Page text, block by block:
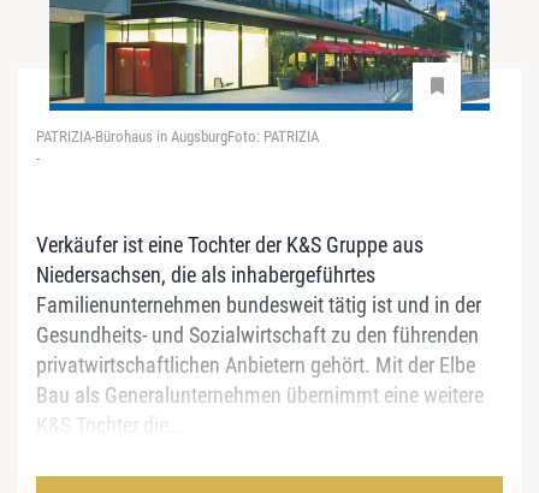
PATRIZIA-Bürohaus in AugsburgFoto: PATRIZIA
-
Verkäufer ist eine Tochter der K&S Gruppe aus
Niedersachsen, die als inhabergeführtes
Familienunternehmen bundesweit tätig ist und in der
Gesundheits- und Sozialwirtschaft zu den führenden
privatwirtschaftlichen Anbietern gehört. Mit der Elbe
Bau als Generalunternehmen übernimmt eine weitere
K&S Tochter die...